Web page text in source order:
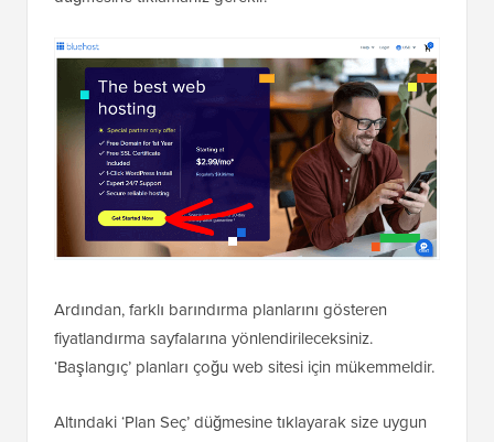
Ardından, farklı barındırma planlarını gösteren
fiyatlandırma sayfalarına yönlendirileceksiniz.
‘Başlangıç’ planları çoğu web sitesi için mükemmeldir.
Altındaki ‘Plan Seç’ düğmesine tıklayarak size uygun